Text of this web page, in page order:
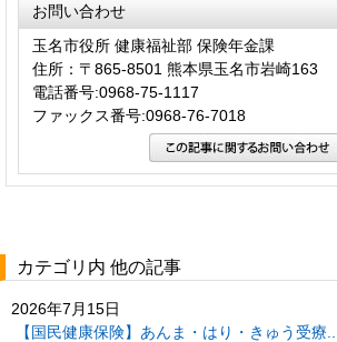
お問い合わせ
玉名市役所 健康福祉部 保険年金課
住所：〒865-8501 熊本県玉名市岩崎163
電話番号:0968-75-1117
ファックス番号:0968-76-7018
カテゴリ内 他の記事
2026年7月15日
【国民健康保険】あんま・はり・きゅう受療...